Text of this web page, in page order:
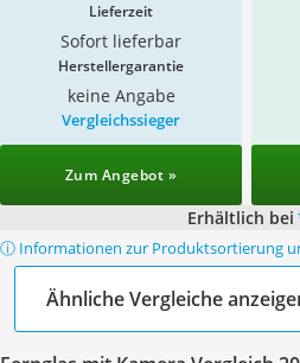
Lieferzeit
Sofort lieferbar
Herstellergarantie
keine Angabe
Vergleichssieger
Zum Angebot »
Erhältlich bei
ⓘ Informationen zur Produktsortierung
Ähnliche Vergleiche